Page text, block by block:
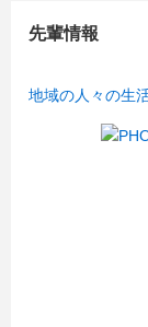
先輩情報
地域の人々の生